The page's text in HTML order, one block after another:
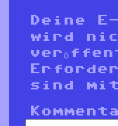
Deine
wird
sind